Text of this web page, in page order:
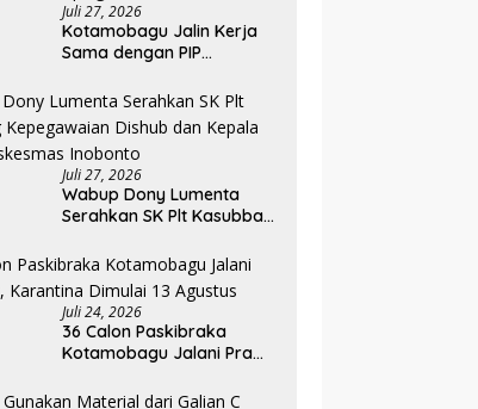
Juli 27, 2026
Kotamobagu Jalin Kerja
Sama dengan PIP
Dapat Akses Kredit dan
Pendampingan
Juli 27, 2026
Wabup Dony Lumenta
Serahkan SK Plt Kasubbag
Kepala UPTD Puskesmas
Inobonto
Juli 24, 2026
36 Calon Paskibraka
Kotamobagu Jalani Pra
Agustus